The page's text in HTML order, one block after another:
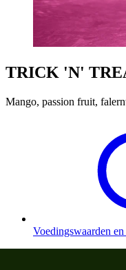
TRICK 'N'
Mango, passion fruit,
Voedingswaarden en